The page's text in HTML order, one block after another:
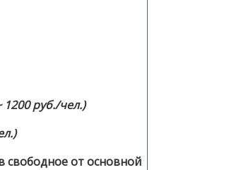
1200 руб./чел.)
свободное от основной